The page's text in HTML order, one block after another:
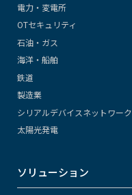
電力・変電所
OTセキュリティ
石油・ガス
海洋・船舶
鉄道
製造業
シリアルデバイスネットワーク
太陽光発電
ソリューション